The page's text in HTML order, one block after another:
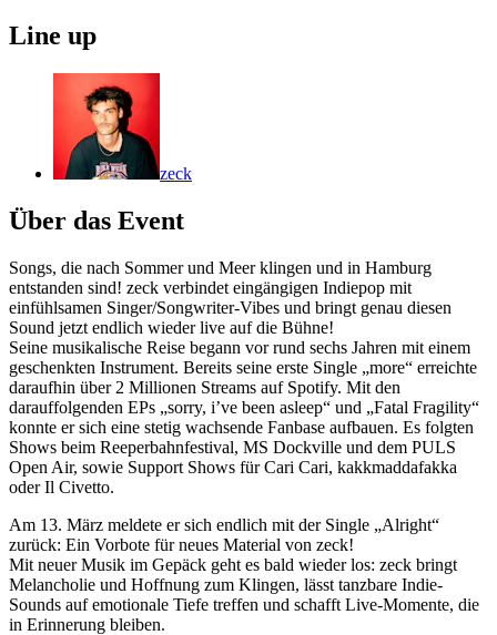
Line up
zeck
Über das Event
Songs, die nach Sommer und Meer klingen und in Hamburg
entstanden sind! zeck verbindet eingängigen Indiepop mit
einfühlsamen Singer/Songwriter-Vibes und bringt genau diesen
Sound jetzt endlich wieder live auf die Bühne!
Seine musikalische Reise begann vor rund sechs Jahren mit einem
geschenkten Instrument. Bereits seine erste Single „more“ erreichte
daraufhin über 2 Millionen Streams auf Spotify. Mit den
darauffolgenden EPs „sorry, i’ve been asleep“ und „Fatal Fragility“
konnte er sich eine stetig wachsende Fanbase aufbauen. Es folgten
Shows beim Reeperbahnfestival, MS Dockville und dem PULS
Open Air, sowie Support Shows für Cari Cari, kakkmaddafakka
oder Il Civetto.
Am 13. März meldete er sich endlich mit der Single „Alright“
zurück: Ein Vorbote für neues Material von zeck!
Mit neuer Musik im Gepäck geht es bald wieder los: zeck bringt
Melancholie und Hoffnung zum Klingen, lässt tanzbare Indie-
Sounds auf emotionale Tiefe treffen und schafft Live-Momente, die
in Erinnerung bleiben.